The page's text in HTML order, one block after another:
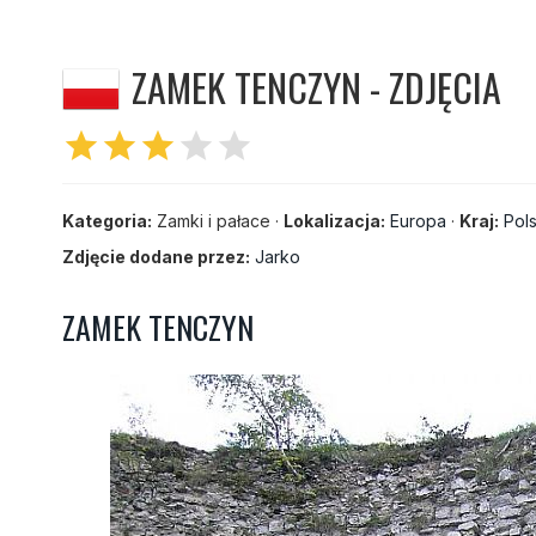
ZAMEK TENCZYN - ZDJĘCIA
starstarstar star star
Kategoria: Zamki i pałace · Lokalizacja: Europa · Kraj:
Zdjęcie dodane przez: Jarko
ZAMEK TENCZYN